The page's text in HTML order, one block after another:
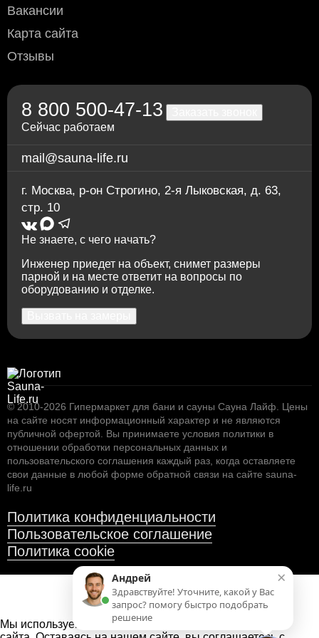
банк; для юрлиц и ИП — без НДС, по
Вакансии
Карта сайта
Отзывы
8 800 500-47-13
Сейчас работаем
mail@sauna-life.ru
г. Москва, р-он Строгино, 2-я Лыковская, д. 63,
стр. 10
Не знаете, с чего начать?
Инженер приедет на объект, снимет размеры
парной и на месте ответит на вопросы по
оборудованию и отделке.
© 2010-2026 Гипермаркет для бани и сауны Сауна Лайф. Цены
на сайте носят информационный характер и не являются
публичной офертой. Вы принимаете условия политики в
отношении обработки персональных данных и
пользовательского соглашения каждый раз, когда оставляете
свои данные в любой форме обратной связи на сайте sauna-
life.ru
Политика конфиденциальности
Пользовательское соглашение
Политика cookie
Мы используем файлы cookies
×
Андрей
Здравствуйте! Уточните, какой у Вас
запрос? помогу быстро подобрать
решение